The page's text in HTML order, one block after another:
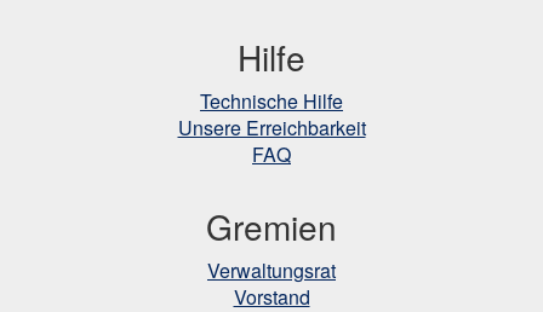
Hilfe
Technische Hilfe
Unsere Erreichbarkeit
FAQ
Gremien
Verwaltungsrat
Vorstand